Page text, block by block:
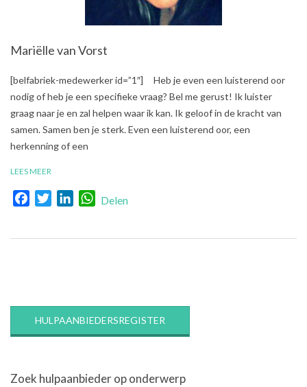
Mariëlle van Vorst
2017-
[belfabriek-medewerker id=”1″] Heb je even een luisterend oor
nodig of heb je een specifieke vraag? Bel me gerust! Ik luister
graag naar je en zal helpen waar ik kan. Ik geloof in de kracht van
samen. Samen ben je sterk. Even een luisterend oor, een
herkenning of een
LEES MEER
FacebookTwitterLinkedInWhatsApp
Delen
HULPAANBIEDERSREGISTER
Zoek hulpaanbieder op onderwerp